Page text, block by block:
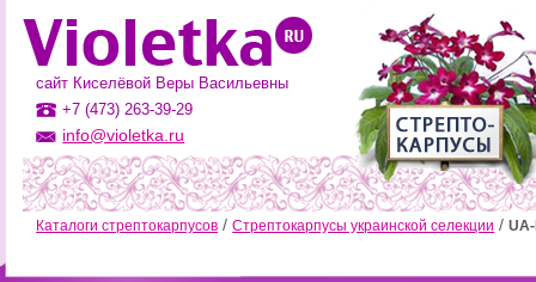
сайт Киселёвой Веры Васильевны
+7 (473) 263-39-29
info@violetka.ru
Каталоги стрептокарпусов Стрептокарпусы украинской селекции